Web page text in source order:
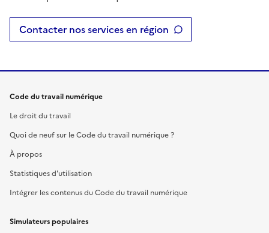
Contacter nos services en région
Code du travail numérique
Le droit du travail
Quoi de neuf sur le Code du travail numérique ?
À propos
Statistiques d'utilisation
Intégrer les contenus du Code du travail numérique
Simulateurs populaires